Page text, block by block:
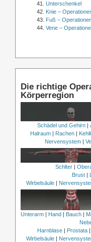
Unterschenkel
Knie –
Fuß –
Vene –
Die richtige
Körperregion
Schädel und Gehirn|
Halraum| Rachen|
Nervensystem |
Schlter|
Brust|
Wirbelsäule |
Unterarm| Hand| Bauch|
Harnblase| Prostata|
Wirbelsäule |